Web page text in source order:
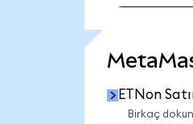
ETNon
Birkaç